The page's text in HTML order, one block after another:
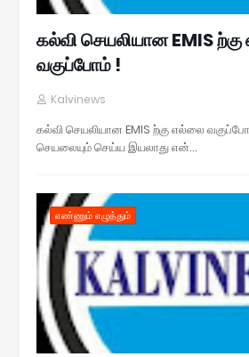
கல்வி செயலியான EMIS
வகுப்போம் !
Kalvinews
கல்வி செயலியான EMIS ற்கு எல்லை
செயலையும் செய்ய இயலாது என்…
எண்ணும் எழுத்தும்